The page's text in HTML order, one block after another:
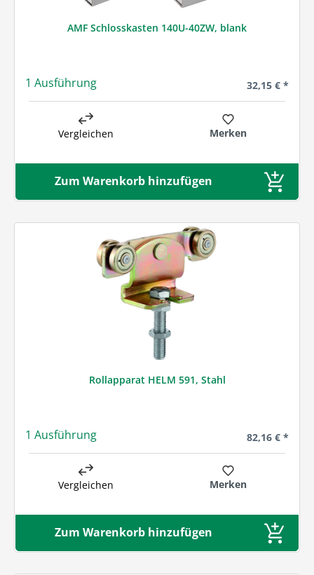
AMF Schlosskasten 140U-40ZW, blank
1 Ausführung Regulärer
32,15 € *
Vergleichen Merken
Zum Warenkorb hinzufügen
Rollapparat HELM 591, Stahl
1 Ausführung Regulärer
82,16 € *
Vergleichen Merken
Zum Warenkorb hinzufügen